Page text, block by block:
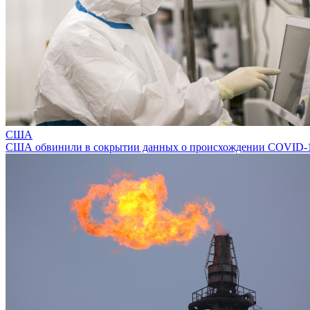
США
США обвинили в сокрытии данных о происхождении COVID-